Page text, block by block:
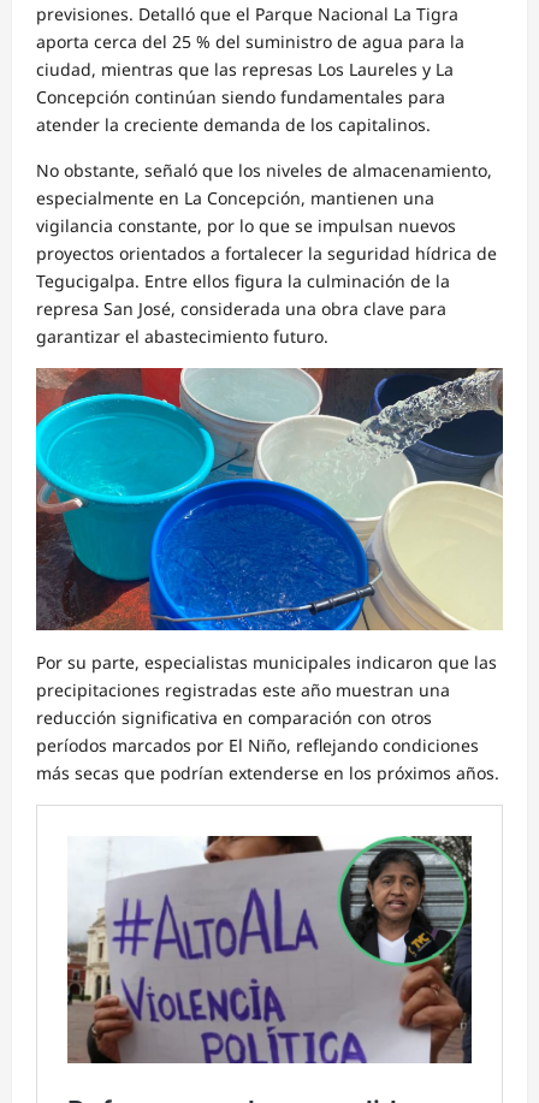
previsiones. Detalló que el Parque Nacional La Tigra
aporta cerca del 25 % del suministro de agua para la
ciudad, mientras que las represas Los Laureles y La
Concepción continúan siendo fundamentales para
atender la creciente demanda de los capitalinos.
No obstante, señaló que los niveles de almacenamiento,
especialmente en La Concepción, mantienen una
vigilancia constante, por lo que se impulsan nuevos
proyectos orientados a fortalecer la seguridad hídrica de
Tegucigalpa. Entre ellos figura la culminación de la
represa San José, considerada una obra clave para
garantizar el abastecimiento futuro.
Por su parte, especialistas municipales indicaron que las
precipitaciones registradas este año muestran una
reducción significativa en comparación con otros
períodos marcados por El Niño, reflejando condiciones
más secas que podrían extenderse en los próximos años.